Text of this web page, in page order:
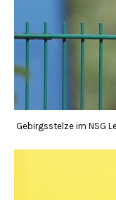
Gebirgsstelze im NSG